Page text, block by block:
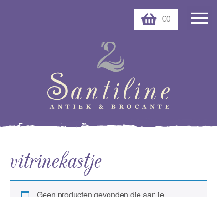
€0
vitrinekastje
Geen producten gevonden die aan je